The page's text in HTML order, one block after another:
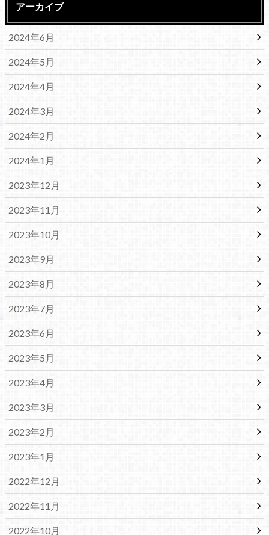
アーカイブ
2024年6月
2024年5月
2024年4月
2024年3月
2024年2月
2024年1月
2023年12月
2023年11月
2023年10月
2023年9月
2023年8月
2023年7月
2023年6月
2023年5月
2023年4月
2023年3月
2023年2月
2023年1月
2022年12月
2022年11月
2022年10月